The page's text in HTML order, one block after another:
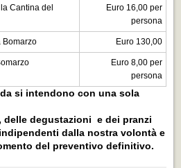
Cantina del
Euro 16,00 per
persona
Bomarzo Euro 130,00
Euro 8,00 per
persona
si intendono con una sola
delle degustazioni e dei pranzi
dalla nostra volontà e
del preventivo definitivo.